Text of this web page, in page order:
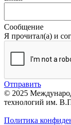
Сообщение
Я прочитал(а) и
Отправить
© 2025
технологий им.
Политика